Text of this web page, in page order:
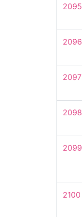
2095
2096
2097
2098
2099
2100